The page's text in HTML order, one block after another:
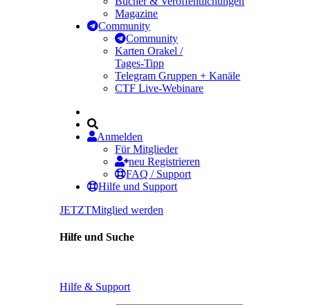
Magazine
Community
Community
Karten Orakel /
Tages-Tipp
Telegram Gruppen + Kanäle
CTF Live-Webinare
Anmelden
Für Mitglieder
neu Registrieren
FAQ / Support
Hilfe und Support
JETZTMitglied werden
Hilfe und Suche
Hilfe & Support